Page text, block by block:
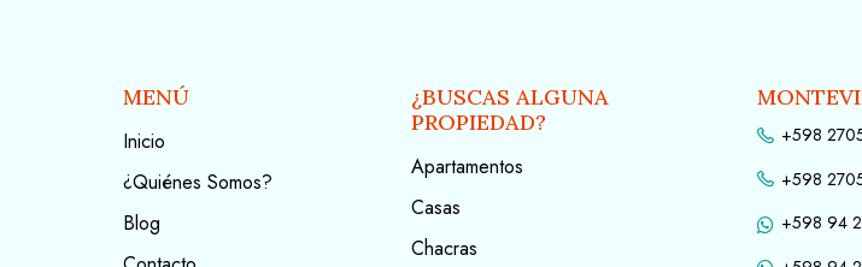
MENÚ
Inicio
¿Quiénes Somos?
Blog
¿BUSCAS ALGUNA
PROPIEDAD?
Apartamentos
Casas
Chacras
+598
+598
+598 94